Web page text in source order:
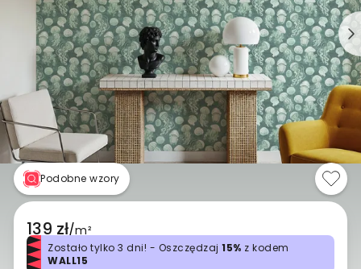
Podobne wzory
139 zł/m²
Zostało tylko 3 dni! - Oszczędzaj 15% z kodem
WALL15